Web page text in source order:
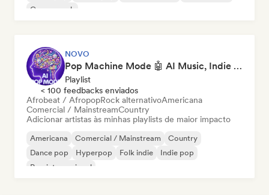
Garage rock
NOVO
Pop Machine Mode 🤖 AI Music, Indie Pop & Dream Pop
Playlist
< 100 feedbacks enviados
Afrobeat / AfropopRock alternativoAmericana
Comercial / MainstreamCountry
Adicionar artistas às minhas playlists de maior impacto
Americana Comercial / Mainstream
Country
Dance pop
Hyperpop Folk indie
Indie pop
Pop internacional